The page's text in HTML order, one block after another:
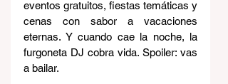
eventos gratuitos, fiestas temáticas y
cenas con sabor a vacaciones
eternas. Y cuando cae la noche, la
furgoneta DJ cobra vida. Spoiler: vas
a bailar.